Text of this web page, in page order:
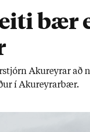
bær
Ak­ur­eyr­ar að
í Ak­ur­eyr­ar­bær.